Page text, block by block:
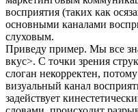
восприятия (таких как
основными каналами
слуховым.
Приведу пример. Мы все
вкус>. С точки зрения
слоган некорректен,
визуальный канал
задействует